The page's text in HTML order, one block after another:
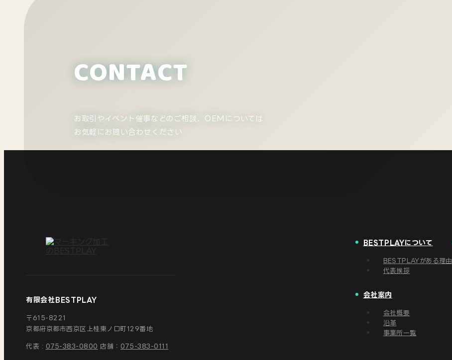
CONTACT
お取引やイベント催事などのご相談、 OEMについては
お気軽にお問い合わせください
有限会社BESTPLAY
〒615-8221
京都府京都市西京区
上桂東ノ口町129番地
代表 : 075-383-0800 店舗： 075-383-0111
BESTPLAYについて
BESTPLAYがある理由
代表挨拶
会社案内
会社概要
沿革
事業所一覧